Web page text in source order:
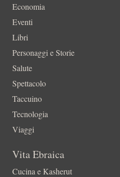
Economia
Eventi
Libri
Personaggi e Storie
Salute
Spettacolo
Taccuino
Tecnologia
Viaggi
Vita Ebraica
Cucina e Kasherut